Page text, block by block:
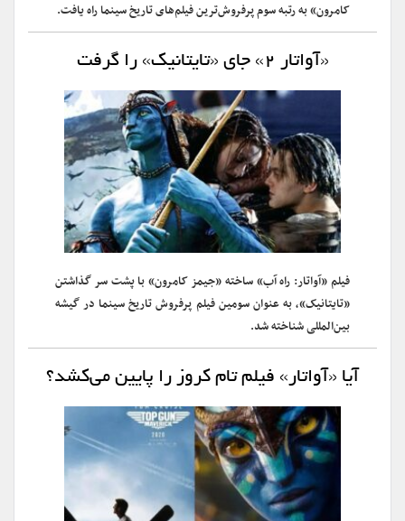
کامرون» به رتبه سوم پرفروش‌ترین فیلم‌های تاریخ سینما راه یافت.
«آواتار ۲» جای «تایتانیک» را گرفت
فیلم «آواتار: راه آب» ساخته «جیمز کامرون» با پشت سر گذاشتن
«تایتانیک»، به عنوان سومین فیلم پرفروش تاریخ سینما در گیشه
بین‌المللی شناخته شد.
آیا «آواتار» فیلم تام کروز را پایین می‌کشد؟